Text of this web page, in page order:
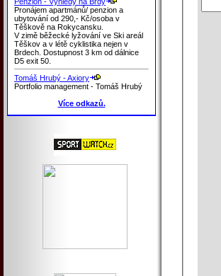
Pronájem apartmánů/ penzion a
ubytování od 290,- Kč/osoba v
Těškově na Rokycansku.
V zimě běžecké lyžování ve Ski areál
Těškov a v létě cyklistika nejen v
Brdech. Dostupnost 3 km od dálnice
D5 exit 50.
Tomáš Hrubý - Axiory
Portfolio management - Tomáš Hrubý
Více odkazů.